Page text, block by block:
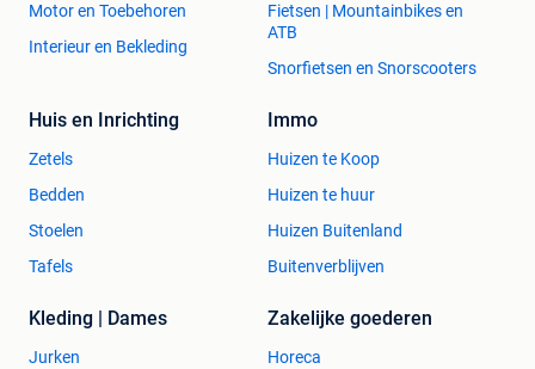
Motor en Toebehoren
Interieur en Bekleding
Fietsen | Mountainbikes en
ATB
Snorfietsen en Snorscooters
Huis en Inrichting
Zetels
Bedden
Stoelen
Tafels
Immo
Huizen te Koop
Huizen te huur
Huizen Buitenland
Buitenverblijven
Kleding | Dames
Jurken
Zakelijke goederen
Horeca